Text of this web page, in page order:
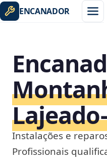
ENCANADOR
Instalações e
Profissionais